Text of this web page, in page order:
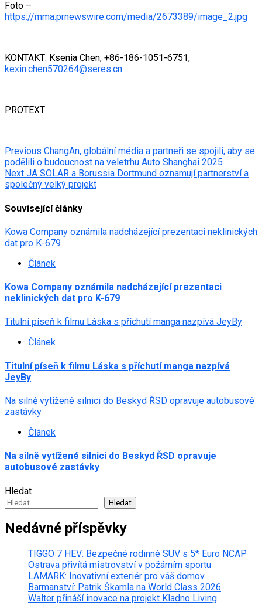
Foto –
https://mma.prnewswire.com/media/2673389/image_2.jpg
KONTAKT: Ksenia Chen, +86-186-1051-6751,
kexin.chen570264@seres.cn
PROTEXT
Post
navigation
Previous ChangAn, globální média a partneři se spojili, aby se
podělili o budoucnost na veletrhu Auto Shanghai 2025
Next JA SOLAR a Borussia Dortmund oznamují partnerství a
společný velký projekt
Související články
Kowa Company oznámila nadcházející prezentaci neklinických
dat pro K-679
Článek
Kowa Company oznámila nadcházející prezentaci
neklinických dat pro K-679
Titulní píseň k filmu Láska s příchutí manga nazpívá JeyBy
Článek
Titulní píseň k filmu Láska s příchutí manga nazpívá
JeyBy
Na silně vytížené silnici do Beskyd ŘSD opravuje autobusové
zastávky
Článek
Na silně vytížené silnici do Beskyd ŘSD opravuje
autobusové zastávky
Hledat
Hledat
Nedávné příspěvky
TIGGO 7 HEV: Bezpečné rodinné SUV s 5* Euro NCAP
Ostrava přivítá mistrovství v požárním sportu
LAMARK: Inovativní exteriér pro váš domov
Barmanství: Patrik Škamla na World Class 2026
Walter přináší inovace na projekt Kladno Living